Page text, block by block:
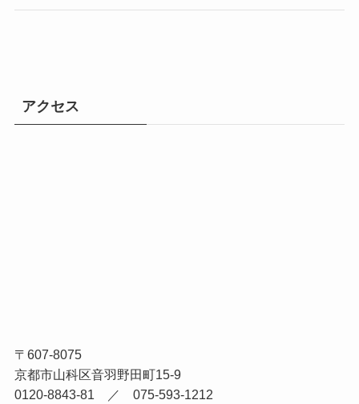
アクセス
〒607-8075
京都市山科区音羽野田町15-9
0120-8843-81 ／ 075-593-1212